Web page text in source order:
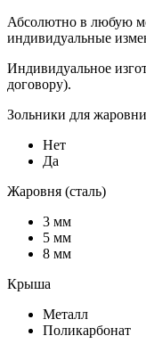
Абсолютно в любую
индивидуальные
Индивидуальное
договору).
Зольники для жаровни
Нет
Да
Жаровня (сталь)
3 мм
5 мм
8 мм
Крыша
Металл
Поликарбонат